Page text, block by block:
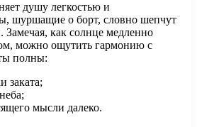
душу легкостью и
шуршащие о борт, словно шепчут
Замечая, как солнце медленно
можно ощутить гармонию с
полны:
заката;
мысли далеко.